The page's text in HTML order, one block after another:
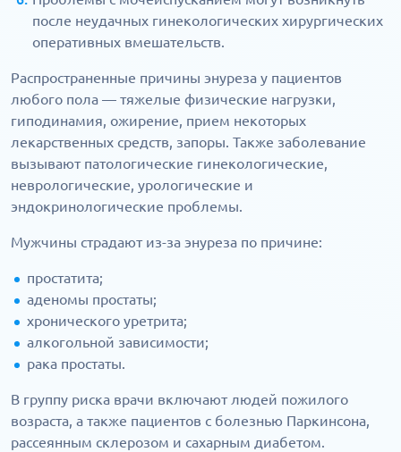
после неудачных гинекологических хирургических
оперативных вмешательств.
Распространенные причины энуреза у пациентов
любого пола — тяжелые физические нагрузки,
гиподинамия, ожирение, прием некоторых
лекарственных средств, запоры. Также заболевание
вызывают патологические гинекологические,
неврологические, урологические и
эндокринологические проблемы.
Мужчины страдают из-за энуреза по причине:
простатита;
аденомы простаты;
хронического уретрита;
алкогольной зависимости;
рака простаты.
В группу риска врачи включают людей пожилого
возраста, а также пациентов с болезнью Паркинсона,
рассеянным склерозом и сахарным диабетом.